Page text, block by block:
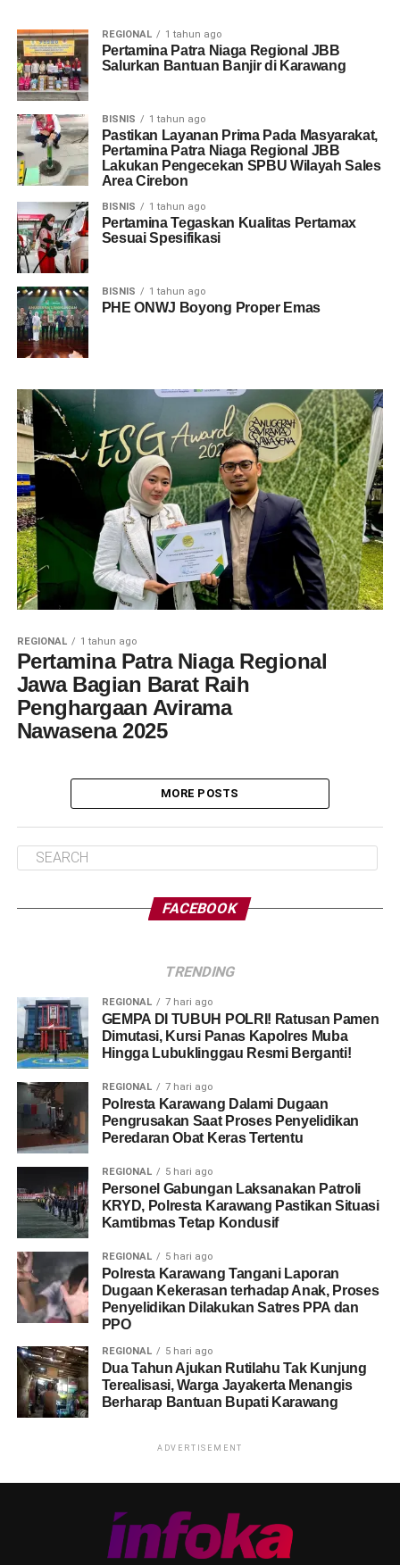
REGIONAL 1 tahun ago
Pertamina Patra Niaga Regional JBB
Salurkan Bantuan Banjir di Karawang
BISNIS 1 tahun ago
Pastikan Layanan Prima Pada Masyarakat,
Pertamina Patra Niaga Regional JBB
Lakukan Pengecekan SPBU Wilayah Sales
Area Cirebon
BISNIS 1 tahun ago
Pertamina Tegaskan Kualitas Pertamax
Sesuai Spesifikasi
BISNIS 1 tahun ago
PHE ONWJ Boyong Proper Emas
REGIONAL 1 tahun ago
Pertamina Patra Niaga Regional
Jawa Bagian Barat Raih
Penghargaan Avirama
Nawasena 2025
MORE POSTS
FACEBOOK
TRENDING
REGIONAL 7 hari ago
GEMPA DI TUBUH POLRI! Ratusan Pamen
Dimutasi, Kursi Panas Kapolres Muba
Hingga Lubuklinggau Resmi Berganti!
REGIONAL 7 hari ago
Polresta Karawang Dalami Dugaan
Pengrusakan Saat Proses Penyelidikan
Peredaran Obat Keras Tertentu
REGIONAL 5 hari ago
Personel Gabungan Laksanakan Patroli
KRYD, Polresta Karawang Pastikan Situasi
Kamtibmas Tetap Kondusif
REGIONAL 5 hari ago
Polresta Karawang Tangani Laporan
Dugaan Kekerasan terhadap Anak, Proses
Penyelidikan Dilakukan Satres PPA dan
PPO
REGIONAL 5 hari ago
Dua Tahun Ajukan Rutilahu Tak Kunjung
Terealisasi, Warga Jayakerta Menangis
Berharap Bantuan Bupati Karawang
ADVERTISEMENT